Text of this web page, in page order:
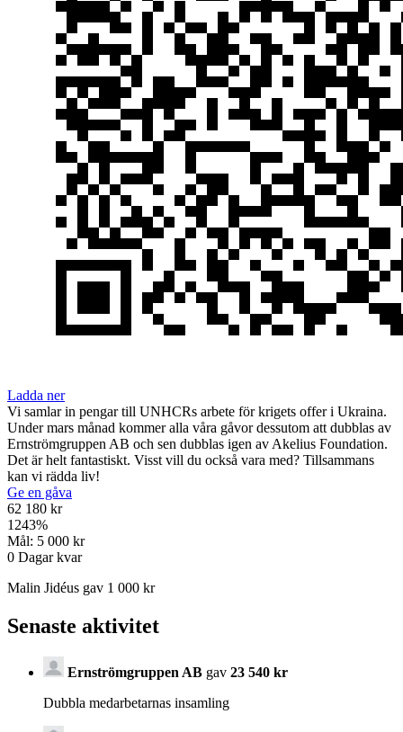
Ladda ner
Vi samlar in pengar till UNHCRs arbete för krigets offer i Ukraina.
Under mars månad kommer alla våra gåvor dessutom att dubblas av
Ernströmgruppen AB och sen dubblas igen av Akelius Foundation.
Det är helt fantastiskt. Visst vill du också vara med? Tillsammans
kan vi rädda liv!
Ge en gåva
62 180 kr
1243%
Mål: 5 000 kr
0 Dagar kvar
Malin Jidéus gav 1 000 kr
Senaste aktivitet
Ernströmgruppen AB gav 23 540 kr
Dubbla medarbetarnas insamling